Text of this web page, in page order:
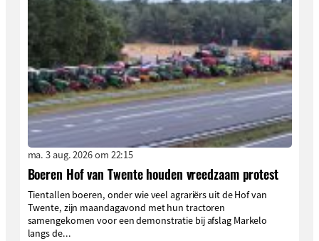
ma. 3 aug. 2026 om 22:15
Boeren Hof van Twente houden vreedzaam protest
Tientallen boeren, onder wie veel agrariërs uit de Hof van
Twente, zijn maandagavond met hun tractoren
samengekomen voor een demonstratie bij afslag Markelo
langs de...